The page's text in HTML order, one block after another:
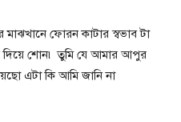
ফোরন কাটার স্বভাব টা
শোন৷ তুমি যে আমার আপুর
এটা কি আমি জানি না